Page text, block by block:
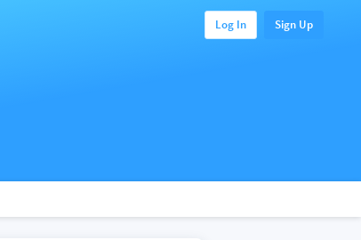
Log In Sign Up